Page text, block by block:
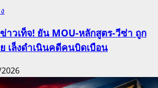
าวเท็จ! ยัน MOU-หลักสูตร-วีซ่า ถูก
เล็งดำเนินคดีคนบิดเบือน